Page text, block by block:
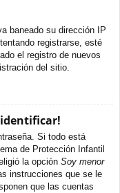
baneado su dirección IP
registrarse, esté
el registro de nuevos
del sitio.
identificar!
Si todo está
de Protección Infantil
la opción Soy menor
instrucciones que se le
que las cuentas